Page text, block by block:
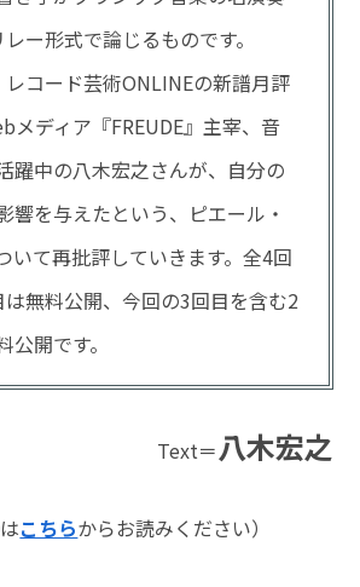
ー形式で論じるものです。
コード芸術ONLINEの新譜月評
メディア『FREUDE』主宰、音
躍中の八木宏之さんが、自分の
響を与えたという、ピエール・
いて再批評していきます。全4回
無料公開、今回の3回目を含む2
開です。
Text＝八木宏之
こちらからお読みください）